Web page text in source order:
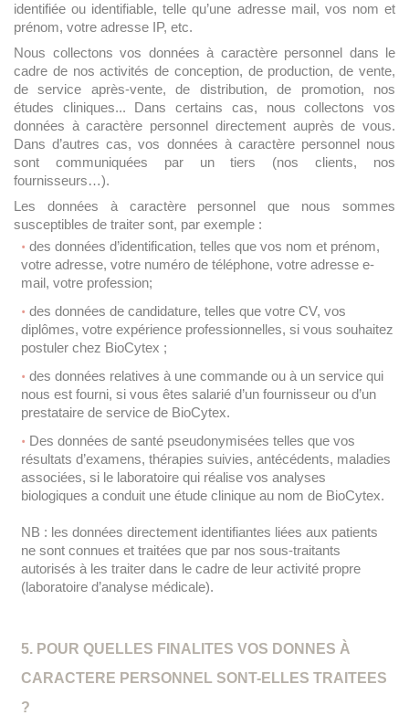
identifiée ou identifiable, telle qu’une adresse mail, vos nom et
prénom, votre adresse IP, etc.
Nous collectons vos données à caractère personnel dans le
cadre de nos activités de conception, de production, de vente,
de service après-vente, de distribution, de promotion, nos
études cliniques... Dans certains cas, nous collectons vos
données à caractère personnel directement auprès de vous.
Dans d’autres cas, vos données à caractère personnel nous
sont communiquées par un tiers (nos clients, nos
fournisseurs…).
Les données à caractère personnel que nous sommes
susceptibles de traiter sont, par exemple :
des données d’identification, telles que vos nom et prénom,
votre adresse, votre numéro de téléphone, votre adresse e-
mail, votre profession;
des données de candidature, telles que votre CV, vos
diplômes, votre expérience professionnelles, si vous souhaitez
postuler chez BioCytex ;
des données relatives à une commande ou à un service qui
nous est fourni, si vous êtes salarié d’un fournisseur ou d’un
prestataire de service de BioCytex.
Des données de santé pseudonymisées telles que vos
résultats d’examens, thérapies suivies, antécédents, maladies
associées, si le laboratoire qui réalise vos analyses
biologiques a conduit une étude clinique au nom de BioCytex.
NB : les données directement identifiantes liées aux patients
ne sont connues et traitées que par nos sous-traitants
autorisés à les traiter dans le cadre de leur activité propre
(laboratoire d’analyse médicale).
5. POUR QUELLES FINALITES VOS DONNES À
CARACTERE PERSONNEL SONT-ELLES TRAITEES
?